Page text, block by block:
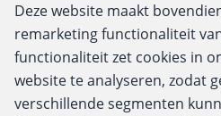
Deze website maakt
remarketing functionaliteit
functionaliteit zet cookies in
website te analyseren, zodat
verschillende segmenten